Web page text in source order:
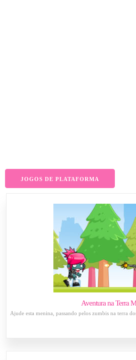
JOGOS DE PLATAFORMA
Aventura na Terra
Ajude esta menina, passando pelos zumbis na terra